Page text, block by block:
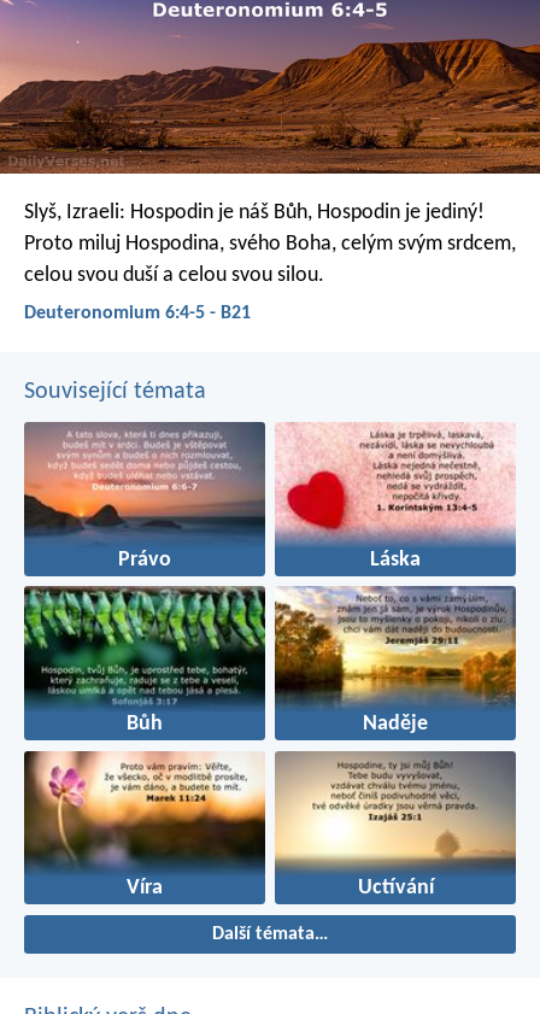
Slyš, Izraeli: Hospodin je náš Bůh, Hospodin je jediný!
Proto miluj Hospodina, svého Boha, celým svým srdcem,
celou svou duší a celou svou silou.
Deuteronomium 6:4-5 - B21
Související témata
Právo Láska
Bůh Naděje
Víra Uctívání
Další témata…